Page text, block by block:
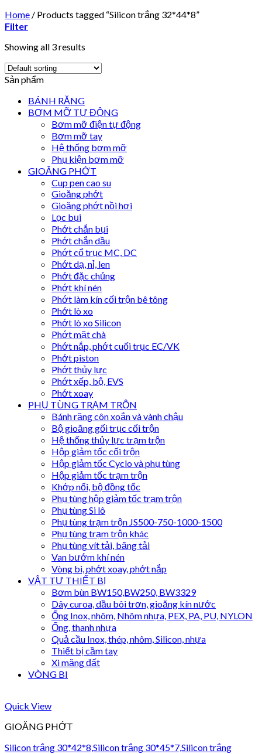
Home / Products tagged “Silicon trắng 32*44*8”
Filter
Showing all 3 results
Sản phẩm
BÁNH RĂNG
BƠM MỠ TỰ ĐỘNG
Bơm mỡ điện tự động
Bơm mỡ tay
Hệ thống bơm mỡ
Phụ kiện bơm mỡ
GIOĂNG PHỚT
Cup pen cao su
Gioăng phớt
Gioăng phớt nồi hơi
Lọc bụi
Phớt chắn bụi
Phớt chắn dầu
Phớt cổ trục MC, DC
Phớt dạ, nỉ, len
Phớt đặc chủng
Phớt khí nén
Phớt làm kín cối trộn bê tông
Phớt lò xo
Phớt lò xo Silicon
Phớt mặt chà
Phớt nắp, phớt cuối trục EC/VK
Phớt piston
Phớt thủy lực
Phớt xếp, bộ, EVS
Phớt xoay
PHỤ TÙNG TRẠM TRỘN
Bánh răng côn xoắn và vành chậu
Bộ gioăng gối trục cối trộn
Hệ thống thủy lực trạm trộn
Hộp giảm tốc cối trộn
Hộp giảm tốc Cyclo và phụ tùng
Hộp giảm tốc trạm trộn
Khớp nối, bộ đồng tốc
Phụ tùng hộp giảm tốc trạm trộn
Phụ tùng Si lô
Phụ tùng trạm trộn JS500-750-1000-1500
Phụ tùng trạm trộn khác
Phụ tùng vít tải, băng tải
Van bướm khí nén
Vòng bi, phớt xoay, phớt nắp
VẬT TƯ THIẾT BỊ
Bơm bùn BW150,BW250, BW3329
Dây curoa, dầu bôi trơn, gioăng kín nước
Ống Inox, nhôm, Nhôm nhựa, PEX, PA, PU, NYLON
Ống, thanh nhựa
Quả cầu Inox, thép, nhôm, Silicon, nhựa
Thiết bị cầm tay
Xi măng đất
VÒNG BI
Quick View
GIOĂNG PHỚT
Silicon trắng 30*42*8,Silicon trắng 30*45*7,Silicon trắng